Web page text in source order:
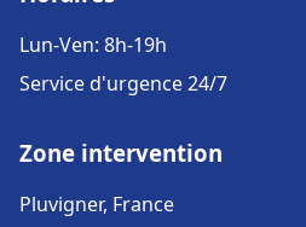
Lun-Ven: 8h-19h
Service d'urgence 24/7
Zone intervention
Pluvigner, France